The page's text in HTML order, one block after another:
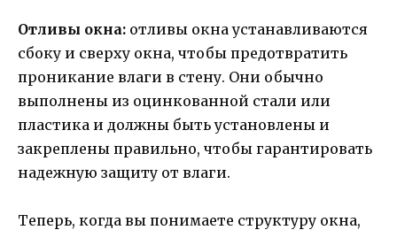
Отливы окна: отливы окна устанавливаются
сбоку и сверху окна, чтобы предотвратить
проникание влаги в стену. Они обычно
выполнены из оцинкованной стали или
пластика и должны быть установлены и
закреплены правильно, чтобы гарантировать
надежную защиту от влаги.
Теперь, когда вы понимаете структуру окна,